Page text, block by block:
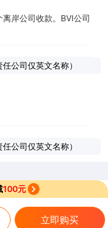
岸公司收款。BVI公司
公司仅英文名称）
公司仅英文名称）
100元
立即购买